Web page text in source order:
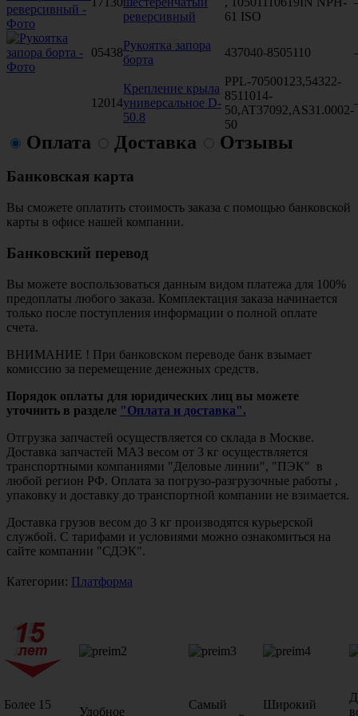
реверсивный
61 ISO
05438
Рукоятка запора
борта
437040-8505110
12014
Крепление крыла
универсальное D-
50.8
PPL-70500123,54322-
8511014-
50,AT37092,AS31.0002-
50
Оплата Доставка Отзывы
Банковская карта
Вы сможете оплатить стоимость заказа с помощью банковской
карты в офисе нашей компании.
Банковский перевод
Вы можете воспользоваться данным видом платежа для 100%
предоплаты любого заказа. Комплектация заказа начинается
только после поступления информации о полной оплате
счета.
ВНИМАНИЕ ! При банковском переводе банк взымает
комиссию за перемещение денежных средств.
Порядок оплаты для юридических лиц вы можете
уточнить в разделе "Оплата и доставка".
Отгрузка запчастей осуществляется со склада в Москве.
Доставка запчастей МАЗ весом от 3 кг осуществляется
транспортными компаниями "Деловые линии", "ПЭК" в
любой регион РФ. Оплата за погрузо-разгрузочные работы ,
упаковку и доставку до транспортной компании не взимается.
Доставка грузов весом до 3 кг производятся курьерской
службой. С тарифами и условиями можно ознакомиться на
сайте компании "СДЭК".
Категории: Платформа
Более 15
Удобное
Самый
Широкий